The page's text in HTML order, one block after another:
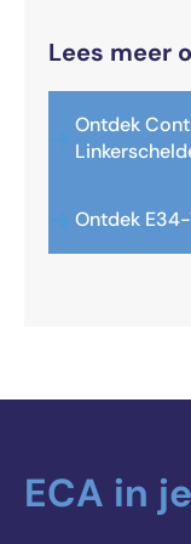
Lees meer
Ontdek
Ontdek
ECA in